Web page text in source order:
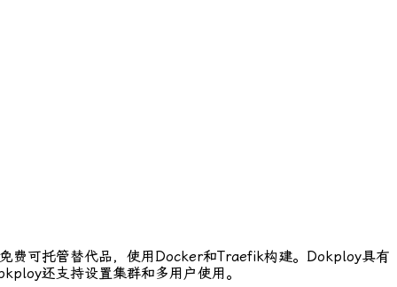
费可托管替代品，使用Docker和Traefik构建。Dokploy具有
还支持设置集群和多用户使用。